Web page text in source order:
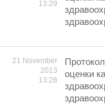
13:29
21 November
2013
13:28
оценки